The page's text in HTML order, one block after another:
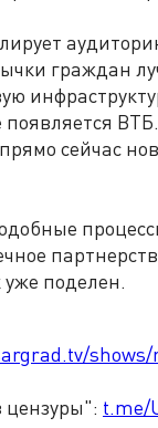
граждан
появляется
сейчас
поделен.
t.me/